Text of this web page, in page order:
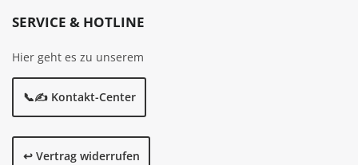
SERVICE & HOTLINE
Hier geht es zu unserem
📞✍️ Kontakt-Center
↩️ Vertrag widerrufen